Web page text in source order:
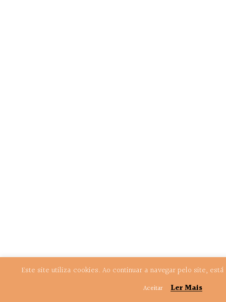
Este site utiliza cookies. Ao continuar a navegar pelo site,
Aceitar Ler Mais